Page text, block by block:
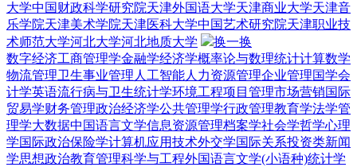
大学中国财政科学研究院天津外国语大学天津商业大学天津音
乐学院天津美术学院天津医科大学中国艺术研究院天津职业技
术师范大学河北大学河北地质大学
换一换
数字经济工商管理学金融学经济学概率论与数理统计计算数学
物流管理卫生事业管理 人工智能人力资源管理企业管理国学会
计学英语流行病与卫生统计学环境工程项目管理市场营销国际
贸易学财务管理政治经济学公共管理学行政管理教育学法学管
理学大数据中国语言文学信息资源管理档案学社会学哲学心理
学国际政治保险学计算机应用技术外交学国际关系投资类新闻
学思想政治教育管理科学与工程外国语言文学(小语种)统计学